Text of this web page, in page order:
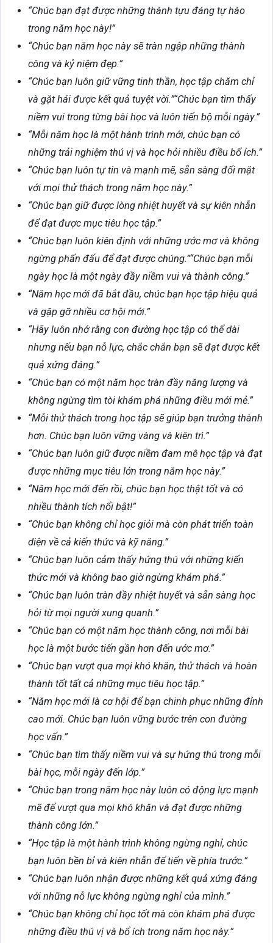
“Chúc bạn đạt được những thành tựu đáng tự hào
trong năm học này!”
“Chúc bạn năm học này sẽ tràn ngập những thành
công và kỷ niệm đẹp.”
“Chúc bạn luôn giữ vững tinh thần, học tập chăm chỉ
và gặt hái được kết quả tuyệt vời.”“Chúc bạn tìm thấy
niềm vui trong từng bài học và luôn tiến bộ mỗi ngày.”
“Mỗi năm học là một hành trình mới, chúc bạn có
những trải nghiệm thú vị và học hỏi nhiều điều bổ ích.”
“Chúc bạn luôn tự tin và mạnh mẽ, sẵn sàng đối mặt
với mọi thử thách trong năm học này.”
“Chúc bạn giữ được lòng nhiệt huyết và sự kiên nhẫn
để đạt được mục tiêu học tập.”
“Chúc bạn luôn kiên định với những ước mơ và không
ngừng phấn đấu để đạt được chúng.”“Chúc bạn mỗi
ngày học là một ngày đầy niềm vui và thành công.”
“Năm học mới đã bắt đầu, chúc bạn học tập hiệu quả
và gặp gỡ nhiều cơ hội mới.”
“Hãy luôn nhớ rằng con đường học tập có thể dài
nhưng nếu bạn nỗ lực, chắc chắn bạn sẽ đạt được kết
quả xứng đáng.”
“Chúc bạn có một năm học tràn đầy năng lượng và
không ngừng tìm tòi khám phá những điều mới mẻ.”
“Mỗi thử thách trong học tập sẽ giúp bạn trưởng thành
hơn. Chúc bạn luôn vững vàng và kiên trì.”
“Chúc bạn luôn giữ được niềm đam mê học tập và đạt
được những mục tiêu lớn trong năm học này.”
“Năm học mới đến rồi, chúc bạn học thật tốt và có
nhiều thành tích nổi bật!”
“Chúc bạn không chỉ học giỏi mà còn phát triển toàn
diện về cả kiến thức và kỹ năng.”
“Chúc bạn luôn cảm thấy hứng thú với những kiến
thức mới và không bao giờ ngừng khám phá.”
“Chúc bạn luôn tràn đầy nhiệt huyết và sẵn sàng học
hỏi từ mọi người xung quanh.”
“Chúc bạn có một năm học thành công, nơi mỗi bài
học là một bước tiến gần hơn đến ước mơ.”
“Chúc bạn vượt qua mọi khó khăn, thử thách và hoàn
thành tốt tất cả những mục tiêu học tập.”
“Năm học mới là cơ hội để bạn chinh phục những đỉnh
cao mới. Chúc bạn luôn vững bước trên con đường
học vấn.”
“Chúc bạn tìm thấy niềm vui và sự hứng thú trong mỗi
bài học, mỗi ngày đến lớp.”
“Chúc bạn trong năm học này luôn có động lực mạnh
mẽ để vượt qua mọi khó khăn và đạt được những
thành công lớn.”
“Học tập là một hành trình không ngừng nghỉ, chúc
bạn luôn bền bỉ và kiên nhẫn để tiến về phía trước.”
“Chúc bạn luôn nhận được những kết quả xứng đáng
với những nỗ lực không ngừng nghỉ của mình.”
“Chúc bạn không chỉ học tốt mà còn khám phá được
những điều thú vị và bổ ích trong năm học này.”